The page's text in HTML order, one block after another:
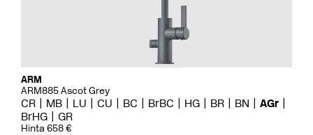
ARM
ARM885 Ascot Grey
CR MB LU CU BC BrBC HG BR BN
AGr
BrHG
GR
Hinta 658 €